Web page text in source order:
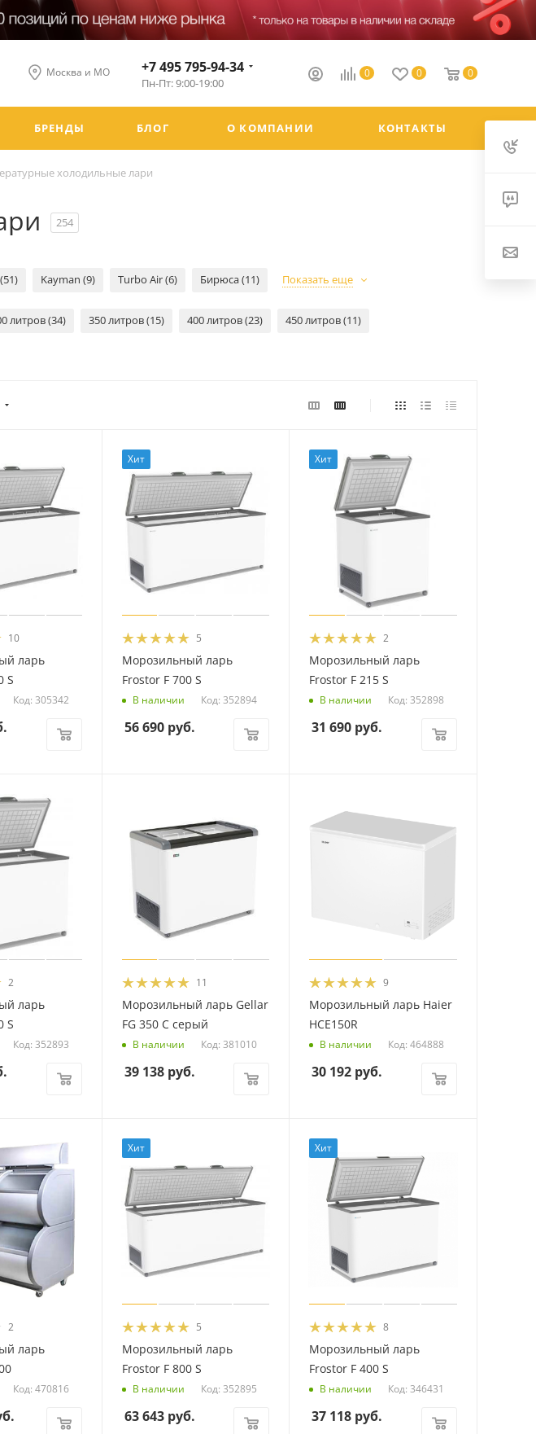
Москва и МО 0 0 0
+7 495 795-94-34
Пн-Пт: 9:00-19:00
БРЕНДЫ БЛОГ О КОМПАНИИ КОНТАКТЫ
холодильные лари
254
Kayman (9) Turbo Air (6) Бирюса (11) Показать еще
литров (34) 350 литров (15) 400 литров (23) 450 литров (11)
10
ларь
S
Код: 305342
Хит
5
Морозильный ларь
Frostor F 700 S
В наличии Код: 352894
56 690руб.
Хит
2
Морозильный ларь
Frostor F 215 S
В наличии Код: 352898
31 690 руб.
2
ларь
S
Код: 352893
11
Морозильный ларь Gellar
FG 350 C серый
В наличии Код: 381010
39 138руб.
9
Морозильный ларь Haier
HCE150R
В наличии Код: 464888
30 192 руб.
2
ларь
Код: 470816
Хит
5
Морозильный ларь
Frostor F 800 S
В наличии Код: 352895
63 643руб.
Хит
8
Морозильный ларь
Frostor F 400 S
В наличии Код: 346431
37 118 руб.